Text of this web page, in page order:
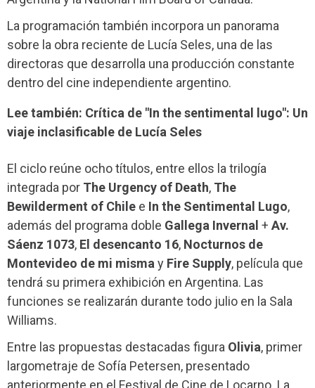
La programación también incorpora un panorama
sobre la obra reciente de Lucía Seles, una de las
directoras que desarrolla una producción constante
dentro del cine independiente argentino.
Lee también: Crítica de "In the sentimental lugo": Un
viaje inclasificable de Lucía Seles
El ciclo reúne ocho títulos, entre ellos la trilogía
integrada por The Urgency of Death, The
Bewilderment of Chile e In the Sentimental Lugo,
además del programa doble Gallega Invernal + Av.
Sáenz 1073, El desencanto 16, Nocturnos de
Montevideo de mi mismay Fire Supply, película que
tendrá su primera exhibición en Argentina. Las
funciones se realizarán durante todo julio en la Sala
Williams.
Entre las propuestas destacadas figura Olivia, primer
largometraje de Sofía Petersen, presentado
anteriormente en el Festival de Cine de Locarno. La